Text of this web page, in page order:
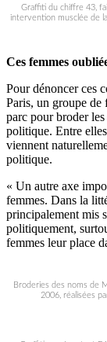
Graffiti du chiffre 43,
intervention musclée de
Ces femmes
Pour dénoncer ces
Paris, un groupe de
parc pour broder
politique. Entre
viennent
politique.
« Un autre axe
femmes. Dans la
principalement mis
politiquement,
femmes leur place
Broderies des noms de
2006, réalisées